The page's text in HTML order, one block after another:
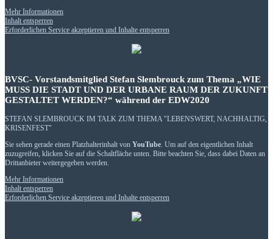
Mehr Informationen
Inhalt entsperren
Erforderlichen Service akzeptieren und Inhalte entsperren
BVSC- Vorstandsmitglied Stefan Slembrouck zum Thema „WIE
MUSS DIE STADT UND DER URBANE RAUM DER ZUKUNFT
GESTALTET WERDEN?“ während der EDW2020
STEFAN SLEMBROUCK IM TALK ZUM THEMA "LEBENSWERT, NACHHALTIG,
KRISENFEST"
Sie sehen gerade einen Platzhalterinhalt von YouTube . Um auf den eigentlichen Inhalt
zuzugreifen, klicken Sie auf die Schaltfläche unten. Bitte beachten Sie, dass dabei Daten an
Drittanbieter weitergegeben werden.
Mehr Informationen
Inhalt entsperren
Erforderlichen Service akzeptieren und Inhalte entsperren